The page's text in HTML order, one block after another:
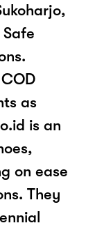
as
is an
on ease
They